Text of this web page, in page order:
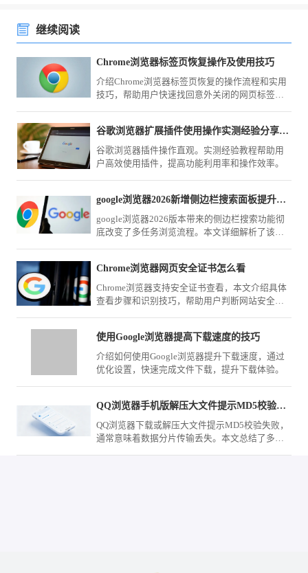
继续阅读
Chrome浏览器标签页恢复操作及使用技巧
介绍Chrome浏览器标签页恢复的操作流程和实用
技巧，帮助用户快速找回意外关闭的网页标签，
谷歌浏览器扩展插件使用操作实测经验分享教程
谷歌浏览器插件操作直观。实测经验教程帮助用
户高效使用插件，提高功能利用率和操作效率。
google浏览器2026新增侧边栏搜索面板提升多任务并行效率
google浏览器2026版本带来的侧边栏搜索功能彻
底改变了多任务浏览流程。本文详细解析了该功
实现高效办公。
Chrome浏览器网页安全证书怎么看
Chrome浏览器支持安全证书查看，本文介绍具体
查看步骤和识别技巧，帮助用户判断网站安全
使用Google浏览器提高下载速度的技巧
介绍如何使用Google浏览器提升下载速度，通过
优化设置，快速完成文件下载，提升下载体验。
QQ浏览器手机版解压大文件提示MD5校验失败自救法
QQ浏览器下载或解压大文件提示MD5校验失败，
通常意味着数据分片传输丢失。本文总结了多种